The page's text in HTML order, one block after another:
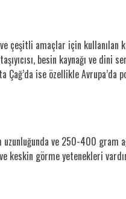
çeşitli amaçlar için
besin kaynağı ve dini
ise özellikle
ve 250-400 gram
keskin görme yetenekleri